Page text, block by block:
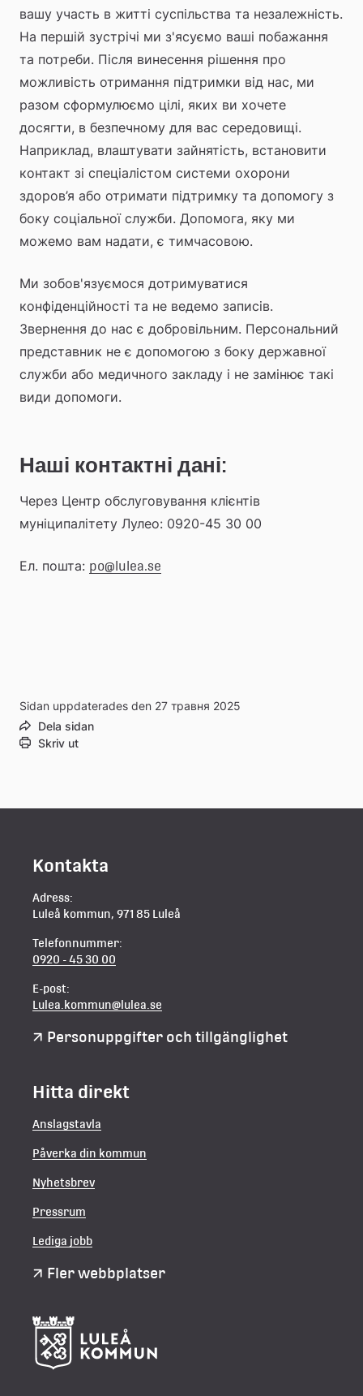
вашу участь в житті суспільства та незалежність.
На першій зустрічі ми з'ясуємо ваші побажання
та потреби. Після винесення рішення про
можливість отримання підтримки від нас, ми
разом сформулюємо цілі, яких ви хочете
досягти, в безпечному для вас середовищі.
Наприклад, влаштувати зайнятість, встановити
контакт зі спеціалістом системи охорони
здоров’я або отримати підтримку та допомогу з
боку соціальної служби. Допомога, яку ми
можемо вам надати, є тимчасовою.
Ми зобов'язуємося дотримуватися
конфіденційності та не ведемо записів.
Звернення до нас є добровільним. Персональний
представник не є допомогою з боку державної
служби або медичного закладу і не замінює такі
види допомоги.
Наші контактні дані:
Через Центр обслуговування клієнтів
муніципалітету Лулео: 0920-45 30 00
Ел. пошта: po@lulea.se
Sidan uppdaterades den 27 травня 2025
Dela sidan
Skriv ut
Kontakta
Adress:
Luleå kommun, 971 85 Luleå
Telefonnummer:
0920 - 45 30 00
E-post:
Lulea.kommun@lulea.se
Personuppgifter och tillgänglighet
Hitta direkt
Anslagstavla
Påverka din kommun
Nyhetsbrev
Pressrum
Lediga jobb
Fler webbplatser